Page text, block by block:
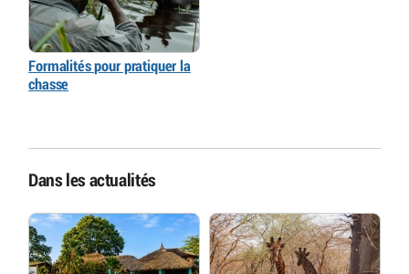
Formalités pour pratiquer la
chasse
Dans les actualités